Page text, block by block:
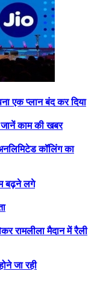
एक प्लान बंद कर दिया
काम की खबर
कॉलिंग का
बढ़ने लगे
रामलीला मैदान में रैली
जा रही